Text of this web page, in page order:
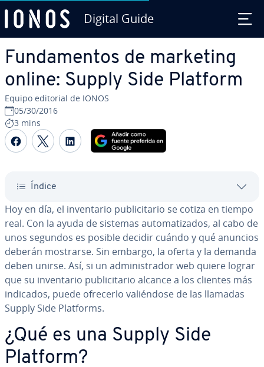
Digital Guide
Fu­n­da­me­n­tos de marketing
online: Supply Side Platform
Equipo editorial de IONOS
05/30/2016
3 mins
Compartir Facebook
Compartir Twitter
Compartir LinkedIn
Índice
Hoy en día, el in­ve­n­ta­rio pu­bli­ci­ta­rio se cotiza en tiempo
real. Con la ayuda de sistemas au­to­ma­ti­za­dos, al cabo de
unos segundos es posible decidir cuándo y qué anuncios
deberán mostrarse. Sin embargo, la oferta y la demanda
deben unirse. Así, si un ad­mi­ni­s­tra­dor web quiere lograr
que su in­ve­n­ta­rio pu­bli­ci­ta­rio alcance a los clientes más
indicados, puede ofrecerlo va­lié­n­do­se de las llamadas
Supply Side Platforms.
¿Qué es una Supply Side
Platform?